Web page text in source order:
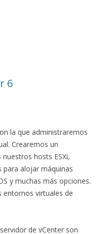
6
la que administraremos
Crearemos un
hosts ESXi,
alojar máquinas
y muchas más opciones.
entornos virtuales de
de vCenter son